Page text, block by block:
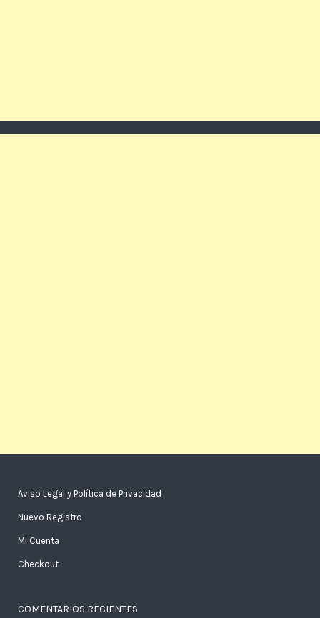
Aviso Legal y Política de Privacidad
Nuevo Registro
Mi Cuenta
Checkout
COMENTARIOS RECIENTES